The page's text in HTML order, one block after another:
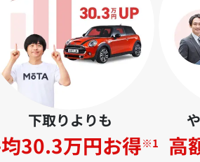
下取りよりも
30.3万円お得※1 高